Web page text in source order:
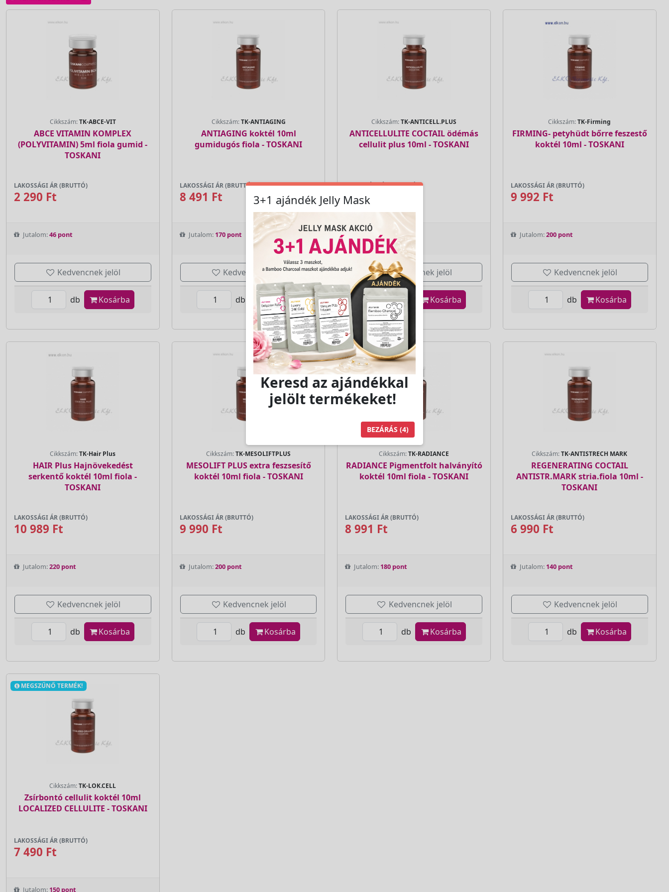
Cikkszám:TK-ABCE-VIT
ABCE VITAMIN KOMPLEX
(POLYVITAMIN) 5ml fiola gumid -
TOSKANI
LAKOSSÁGI ÁR (BRUTTÓ)
2 290 Ft
Jutalom:46 pont
Kedvencnek jelöl
db Kosárba
Cikkszám:TK-ANTIAGING
ANTIAGING koktél 10ml
gumidugós fiola - TOSKANI
LAKOSSÁGI ÁR (BRUTTÓ)
8 491 Ft
Jutalom: 170 pont
Kedvencnek jelöl
db Kosárba
Cikkszám:TK-ANTICELL.PLUS
ANTICELLULITE COCTAIL ödémás
cellulit plus 10ml - TOSKANI
LAKOSSÁGI ÁR (BRUTTÓ)
8 990 Ft
Jutalom:180 pont
Kedvencnek jelöl
db Kosárba
Cikkszám:TK-Firming
FIRMING- petyhüdt bőrre feszestő
koktél 10ml - TOSKANI
LAKOSSÁGI ÁR (BRUTTÓ)
9 992 Ft
Jutalom:200 pont
Kedvencnek jelöl
db Kosárba
Cikkszám:TK-Hair Plus
HAIR Plus Hajnövekedést
serkentő koktél 10ml fiola -
TOSKANI
LAKOSSÁGI ÁR (BRUTTÓ)
10 989 Ft
Jutalom:220 pont
Kedvencnek jelöl
db Kosárba
Cikkszám:TK-MESOLIFTPLUS
MESOLIFT PLUS extra feszsesítő
koktél 10ml fiola - TOSKANI
LAKOSSÁGI ÁR (BRUTTÓ)
9 990 Ft
Jutalom:200 pont
Kedvencnek jelöl
db Kosárba
Cikkszám:TK-RADIANCE
RADIANCE Pigmentfolt halványító
koktél 10ml fiola - TOSKANI
LAKOSSÁGI ÁR (BRUTTÓ)
8 991 Ft
Jutalom: 180 pont
Kedvencnek jelöl
db Kosárba
Cikkszám:TK-ANTISTRECH MARK
REGENERATING COCTAIL
ANTISTR.MARK stria.fiola 10ml -
TOSKANI
LAKOSSÁGI ÁR (BRUTTÓ)
6 990 Ft
Jutalom: 140 pont
Kedvencnek jelöl
db Kosárba
MEGSZŰNŐ TERMÉK!
Cikkszám:TK-LOK.CELL
Zsírbontó cellulit koktél 10ml
LOCALIZED CELLULITE - TOSKANI
LAKOSSÁGI ÁR (BRUTTÓ)
7 490 Ft
Jutalom: 150 pont
3+1 ajándék Jelly Mask
Keresd az ajándékkal
jelölt termékeket!
BEZÁRÁS (3)